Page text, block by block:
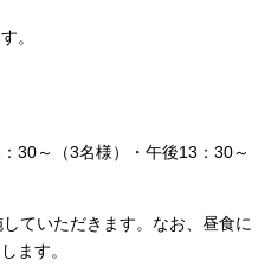
。
30～（3名様）・午後13：30～
ていただきます。なお、昼食に
ます。